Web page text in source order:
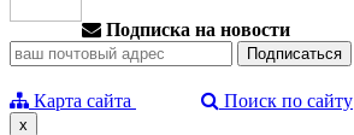
Подписка на новости
Карта сайта Поиск по сайту
x